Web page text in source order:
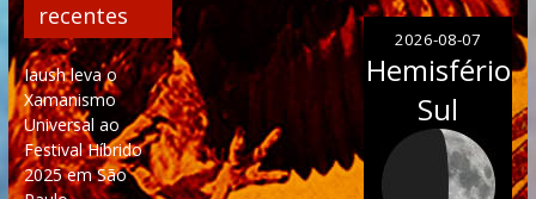
recentes
Iaush leva o
Xamanismo
Universal ao
Festival Híbrido
2025 em São
2026-08-07
Hemisfério
Sul